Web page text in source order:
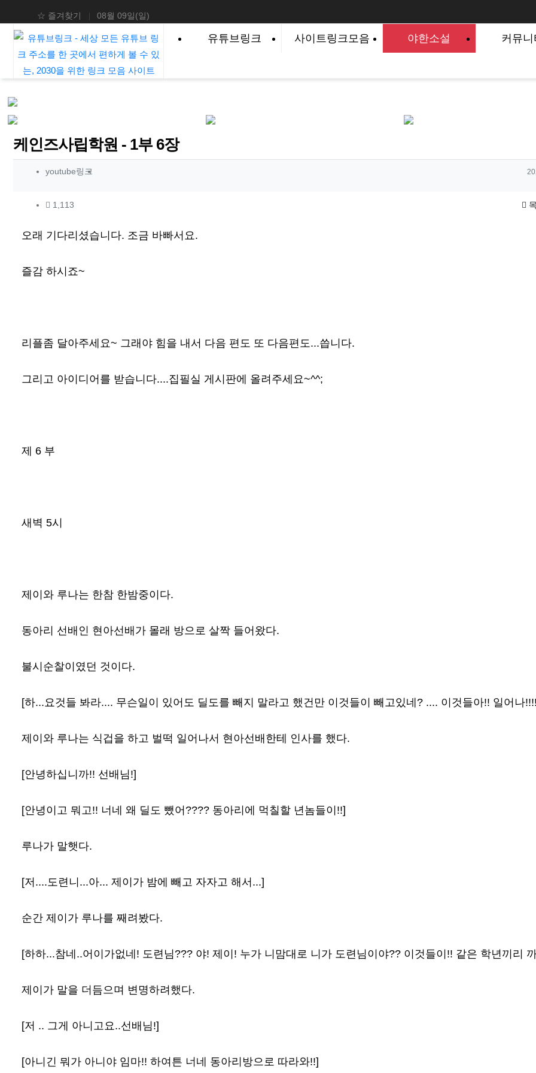
상단 네비
☆ 즐겨찾기 08월 09일(일)
메인 메뉴 유튜브링크 사이트링크모음 야한소설 커뮤니
케인즈사립학원 - 1부 6장
작성자 정보
youtube링크
컨텐츠 정보
1,113
본문
오래 기다리셨습니다. 조금 바빠서요.
즐감 하시죠~
리플좀 달아주세요~ 그래야 힘을 내서 다음 편도 또 다음편도...씁니다.
그리고 아이디어를 받습니다....집필실 게시판에 올려주세요~^^;
제 6 부
새벽 5시
제이와 루나는 한참 한밤중이다.
동아리 선배인 현아선배가 몰래 방으로 살짝 들어왔다.
불시순찰이였던 것이다.
[하...요것들 봐라.... 무슨일이 있어도 딜도를 빼지 말라고 했건만 이것들이 빼고있네? .... 이것들아!! 일어나
제이와 루나는 식겁을 하고 벌떡 일어나서 현아선배한테 인사를 했다.
[안녕하십니까!! 선배님!]
[안녕이고 뭐고!! 너네 왜 딜도 뺐어???? 동아리에 먹칠할 년놈들이!!]
루나가 말햇다.
[저....도련니...아... 제이가 밤에 빼고 자자고 해서...]
순간 제이가 루나를 째려봤다.
[하하...참네..어이가없네! 도련님??? 야! 제이! 누가 니맘대로 니가 도련님이야?? 이것들이!! 같은 학년끼리
제이가 말을 더듬으며 변명하려했다.
[저 .. 그게 아니고요..선배님!]
[아니긴 뭐가 아니야 임마!! 하여튼 너네 동아리방으로 따라와!!]